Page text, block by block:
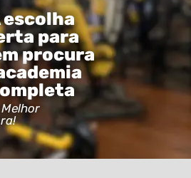
escolha
para
procura